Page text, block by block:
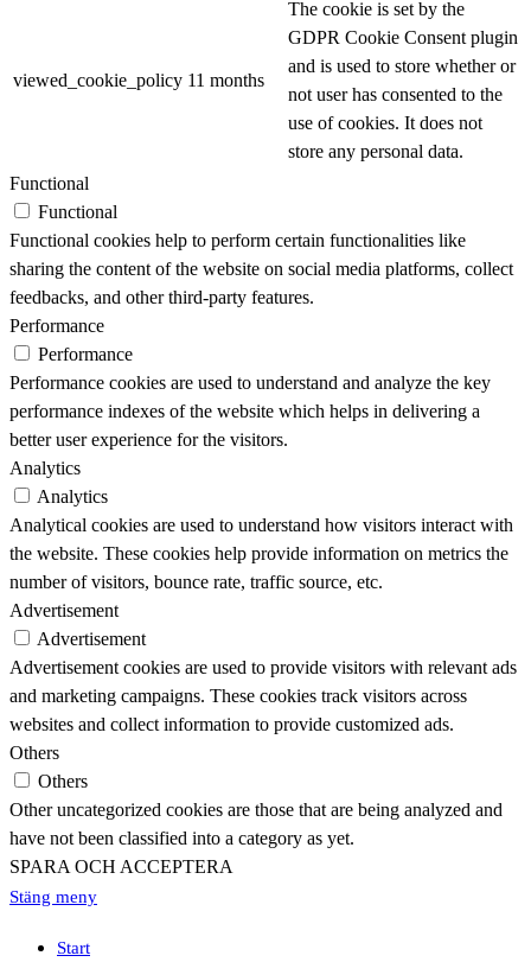
viewed_cookie_policy 11 months
The cookie is set by the
GDPR Cookie Consent plugin
and is used to store whether or
not user has consented to the
use of cookies. It does not
store any personal data.
Functional
Functional
Functional cookies help to perform certain functionalities like
sharing the content of the website on social media platforms, collect
feedbacks, and other third-party features.
Performance
Performance
Performance cookies are used to understand and analyze the key
performance indexes of the website which helps in delivering a
better user experience for the visitors.
Analytics
Analytics
Analytical cookies are used to understand how visitors interact with
the website. These cookies help provide information on metrics the
number of visitors, bounce rate, traffic source, etc.
Advertisement
Advertisement
Advertisement cookies are used to provide visitors with relevant ads
and marketing campaigns. These cookies track visitors across
websites and collect information to provide customized ads.
Others
Others
Other uncategorized cookies are those that are being analyzed and
have not been classified into a category as yet.
SPARA OCH ACCEPTERA
Stäng meny
Start